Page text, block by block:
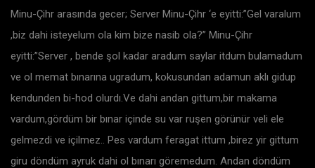
Minu-Çihr arasında gecer; Server Minu-Çihr ‘e eyitti:”Gel varalum
,biz dahi isteyelum ola kim bize nasib ola?” Minu-Çihr
eyitti:”Server , bende şol kadar aradum saylar itdum bulamadum
ve ol memat bınarına ugradum, kokusundan adamun aklı gidup
kendunden bi-hod olurdı.Ve dahi andan gittum,bir makama
vardum,gördüm bir bınar içinde su var ruşen görünür veli ele
gelmezdi ve içilmez.. Pes vardum feragat ittum ,birez yir gittum
giru döndüm ayruk dahi ol bınarı göremedum. Andan döndüm